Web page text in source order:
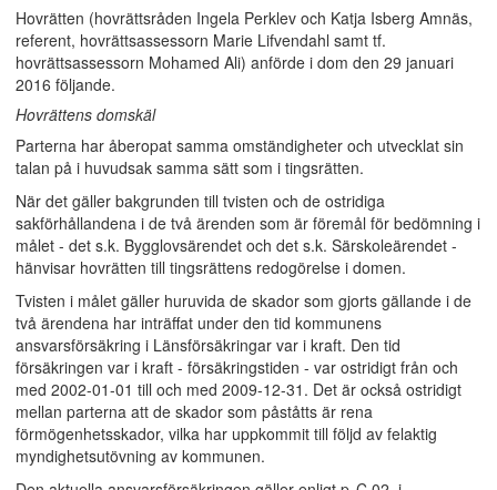
Hovrätten (hovrättsråden Ingela Perklev och Katja Isberg Amnäs,
referent, hovrättsassessorn Marie Lifvendahl samt tf.
hovrättsassessorn Mohamed Ali) anförde i dom den 29 januari
2016 följande.
Hovrättens domskäl
Parterna har åberopat samma omständigheter och utvecklat sin
talan på i huvudsak samma sätt som i tingsrätten.
När det gäller bakgrunden till tvisten och de ostridiga
sakförhållandena i de två ärenden som är föremål för bedömning i
målet - det s.k. Bygglovsärendet och det s.k. Särskoleärendet -
hänvisar hovrätten till tingsrättens redogörelse i domen.
Tvisten i målet gäller huruvida de skador som gjorts gällande i de
två ärendena har inträffat under den tid kommunens
ansvarsförsäkring i Länsförsäkringar var i kraft. Den tid
försäkringen var i kraft - försäkringstiden - var ostridigt från och
med 2002-01-01 till och med 2009-12-31. Det är också ostridigt
mellan parterna att de skador som påståtts är rena
förmögenhetsskador, vilka har uppkommit till följd av felaktig
myndighetsutövning av kommunen.